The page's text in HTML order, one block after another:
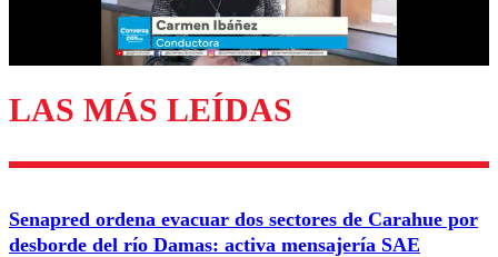
Enviar comentario
LAS MÁS LEÍDAS
Senapred ordena evacuar dos sectores de Carahue por
desborde del río Damas: activa mensajería SAE